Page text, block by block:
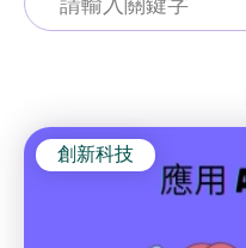
髮型改造
保健按摩
布藝手工
美顏妝扮
工商業社會
梨木樹綜合
葵涌社區服
創新科技